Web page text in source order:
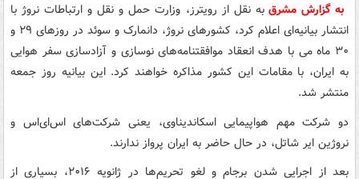
به گزارش مشرق به نقل از رویترز، وزارت حمل و نقل و ارتباطات نروژ با
انتشار بیانیه‌ای اعلام کرد، کشورهای نروژ، دانمارک و سوئد در روزهای ۲۹ و
۳۰ ماه می با هدف انعقاد موافقتنامه‌های نوسازی و آزادسازی سفر هوایی
به ایران، با مقامات این کشور مذاکره خواهند کرد. این بیانیه روز جمعه
منتشر شد.
دو شرکت مهم هواپیمایی اسکاندیناوی، یعنی شرکت‌های اس‌ای‌اس و
نروژین ایر شاتل، در حال حاضر به ایران پرواز ندارند.
بعد از اجرایی شدن برجام و لغو تحریم‌ها در ژانویه ۲۰۱۶، بسیاری از